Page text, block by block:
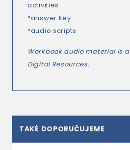
activities
*answer key
*audio scripts
Workbook audio material is
Digital Resources.
TAKÉ DOPORUČUJEME